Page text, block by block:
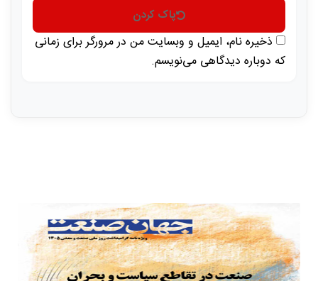
پاک کردن
ذخیره نام، ایمیل و وبسایت من در مرورگر برای زمانی
که دوباره دیدگاهی می‌نویسم.